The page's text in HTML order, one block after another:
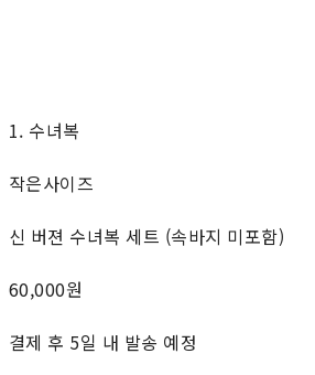
1. 수녀복
작은사이즈
신 버젼 수녀복 세트 (속바지 미포함)
60,000원
결제 후 5일 내 발송 예정